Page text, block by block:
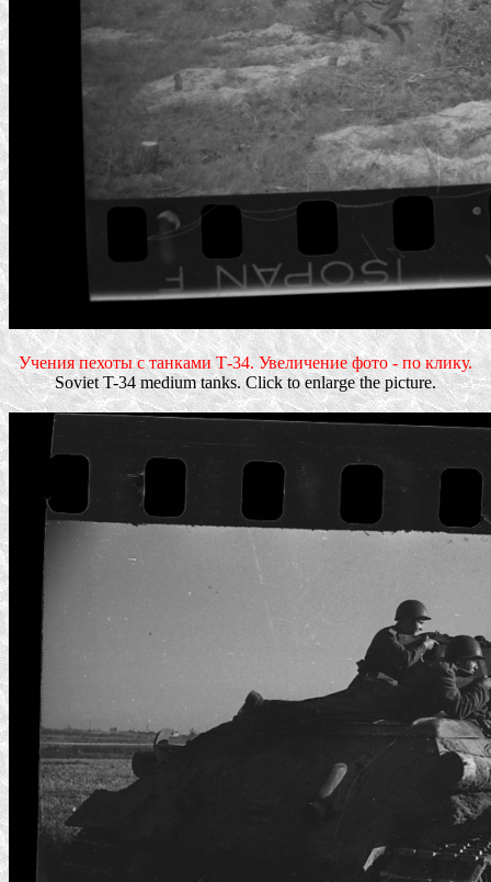
Учения пехоты с танками Т-34. Увеличение фото - по клику.
Soviet T-34 medium tanks. Click to enlarge the picture.